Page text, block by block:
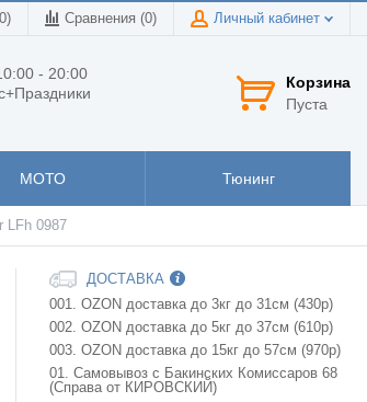
Сравнения (0) Личный кабинет
- 20:00
Корзина
Пуста
МОТО Тюнинг
LFh 0987
ДОСТАВКА
001. OZON доставка до 3кг до 31см (430р)
002. OZON доставка до 5кг до 37см (610р)
003. OZON доставка до 15кг до 57см (970р)
01. Самовывоз с Бакинских Комиссаров 68
(Справа от КИРОВСКИЙ)